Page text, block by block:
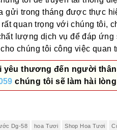
gửi trong tháng được thực
quan trọng với chúng tôi,
lượng dịch vụ để đáp
chúng tôi công việc quan
yêu thương đến người
chúng tôi sẽ làm hài
Dg-58 hoa Tươi Shop Hoa Tươi